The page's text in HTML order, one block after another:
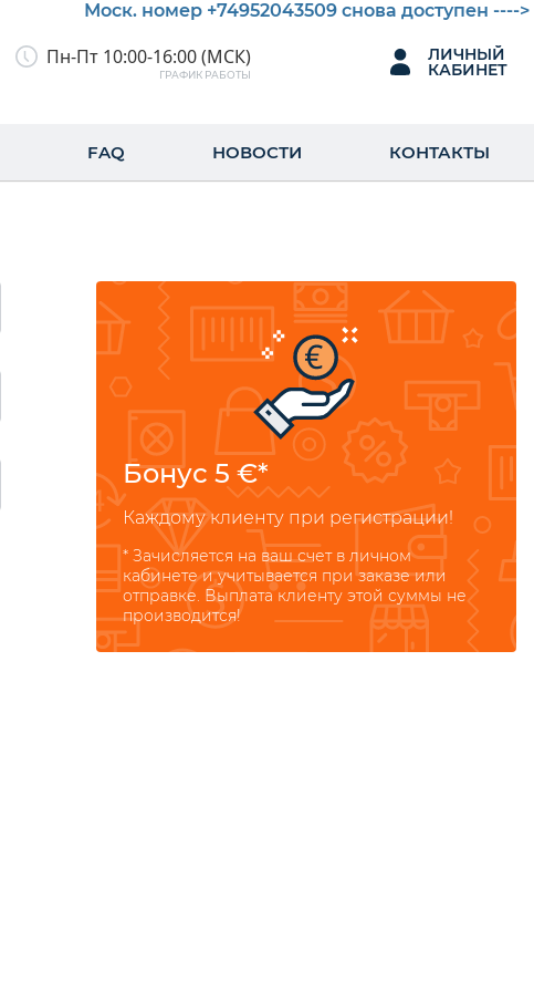
Моск. номер +74952043509 снова доступен ----
Пн-Пт 10:00-16:00 (МСК)
ГРАФИК РАБОТЫ
ЛИЧНЫЙ
КАБИНЕТ
FAQ НОВОСТИ КОНТАКТЫ
Бонус 5 €*
Каждому клиенту при регистрации!
* Зачисляется на ваш счет в личном
кабинете и учитывается при заказе или
отправке. Выплата клиенту этой суммы не
производится!